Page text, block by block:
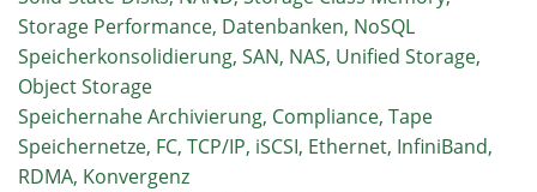
Storage Performance, Datenbanken, NoSQL
Speicherkonsolidierung, SAN, NAS, Unified Storage,
Object Storage
Speichernahe Archivierung, Compliance, Tape
Speichernetze, FC, TCP/IP, iSCSI, Ethernet, InfiniBand,
RDMA, Konvergenz